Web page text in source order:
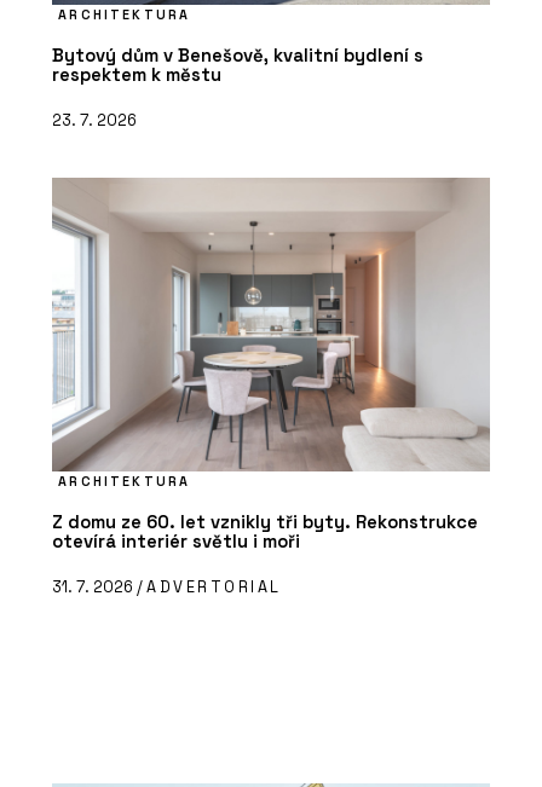
ARCHITEKTURA
Bytový dům v Benešově, kvalitní bydlení s
respektem k městu
23. 7. 2026
ARCHITEKTURA
Z domu ze 60. let vznikly tři byty. Rekonstrukce
otevírá interiér světlu i moři
31. 7. 2026 /ADVERTORIAL